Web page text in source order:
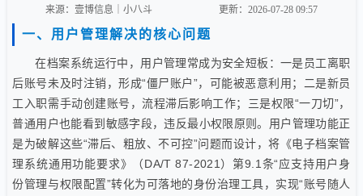
来源：壹博信息｜小八斗 更新：2026-07-28 09:57
一、用户管理解决的核心问题
在档案系统运行中，用户管理常成为安全短板：一是员工离职
后账号未及时注销，形成“僵尸账户”，可能被恶意利用；二是新员
工入职需手动创建账号，流程滞后影响工作；三是权限“一刀切”，
普通用户也能看到敏感字段，违反最小权限原则。用户管理功能正
是为破解这些“滞后、粗放、不可控”问题而设计，将《电子档案管
理系统通用功能要求》（DA/T 87-2021）第9.1条“应支持用户身
份管理与权限配置”转化为可落地的身份治理工具，实现“账号随人